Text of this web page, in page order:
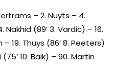
– 2. Nuyts – 4.
(89’ 3. Vardic) – 16.
19. Thuys (86’ 8. Peeters)
10. Baik) – 90. Martin